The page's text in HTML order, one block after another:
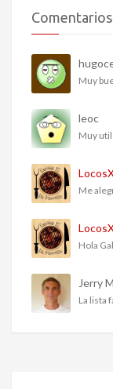
Muy
leoc
Muy util
Me
Hola
Jerry
La lista